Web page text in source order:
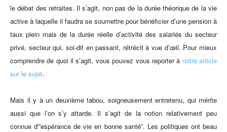
le débat des retraites. Il s’agit, non pas de la durée théorique de la vie
active à laquelle il faudra se soumettre pour bénéficier d’une pension à
taux plein mais de la durée réelle d’activité des salariés du secteur
privé, secteur qui, soi-dit en passant, rétrécit à vue d’œil. Pour mieux
comprendre de quoi il s’agit, vous pouvez vous reporter à notre article
sur le sujet.
Mais il y à un deuxième tabou, soigneusement entretenu, qui mérite
aussi que l’on s’y attarde. Il s’agit de la notion relativement peu
connue d'”espérance de vie en bonne santé”. Les politiques ont beau